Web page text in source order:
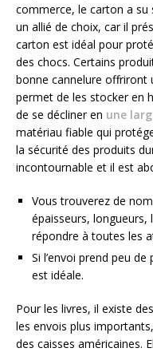
commerce, le carton a su
un allié de choix, car il
carton est idéal pour
des chocs. Certains
bonne cannelure offriront
permet de les stocker en
de se décliner en une
matériau fiable qui
la sécurité des produits
incontournable et il est
Vous trouverez de
épaisseurs,
répondre à toutes les
Si l’envoi prend peu
est idéale.
Pour les livres, il existe
les envois plus
des caisses américaines.